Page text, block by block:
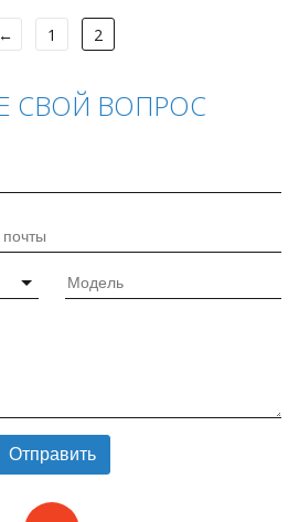
← 1 2
СВОЙ ВОПРОС